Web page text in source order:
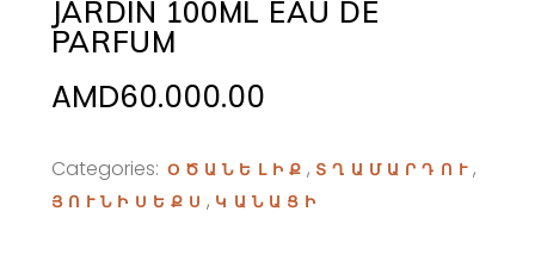
JARDIN 100ML EAU DE
PARFUM
AMD60.000.00
Categories: ՕԾԱՆԵԼԻՔ, ՏՂԱՄԱՐԴՈՒ ,
ՅՈՒՆԻՍԵՔՍ, ԿԱՆԱՑԻ